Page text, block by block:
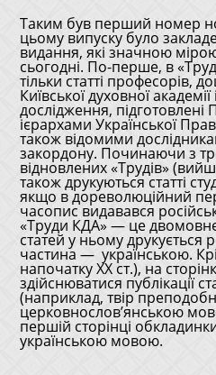
Таким був перший номер
цьому випуску було
видання, які значною
сьогодні. По-перше, в
тільки статті професорів,
Київської духовної академії
дослідження, підготовлені
ієрархами Української
також відомими
закордону. Починаючи з
відновлених «Трудів»
також друкуються статті
якщо в дореволюційний
часопис видавався
«Труди КДА» — це
статей у ньому друкується
частина — українською.
напочатку ХХ ст.), на
здійснюватися публікації
(наприклад, твір
церковнослов’янською
першій сторінці
українською мовою.